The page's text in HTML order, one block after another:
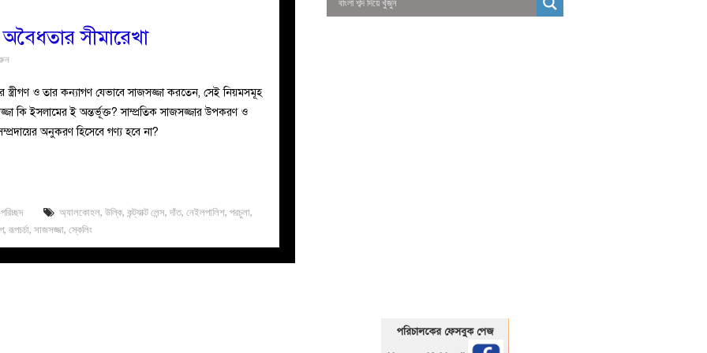
সীমারেখা
ও তার কন্যাগণ যেভাবে সাজসজ্জা করতেন, সেই নিয়মসমূহ
কি ইসলামের ই অন্তর্ভূক্ত? সাম্প্রতিক সাজসজ্জার উপকরণ ও
অনুকরণ হিসেবে গণ্য হবে না?
অ্যালকোহল,উল্কি,কন্ট্যাক্ট লেন্স,দাঁত,নেইলপালিশ,পরচুলা,
, রূপচর্চা, সাজসজ্জা, স্কেলিং
পরিচালকের ফেসবুক পেজ